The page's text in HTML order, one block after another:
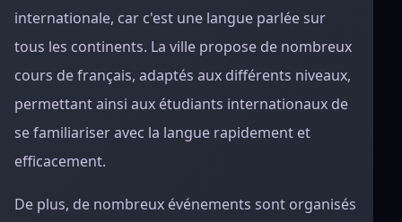
internationale, car c'est une langue parlée sur
tous les continents. La ville propose de nombreux
cours de français, adaptés aux différents niveaux,
permettant ainsi aux étudiants internationaux de
se familiariser avec la langue rapidement et
efficacement.
De plus, de nombreux événements sont organisés